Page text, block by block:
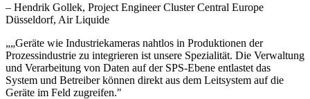
– Hendrik Gollek, Project Engineer Cluster Central Europe
Düsseldorf, Air Liquide
„„Geräte wie Industriekameras nahtlos in Produktionen der
Prozessindustrie zu integrieren ist unsere Spezialität. Die Verwaltung
und Verarbeitung von Daten auf der SPS-Ebene entlastet das
System und Betreiber können direkt aus dem Leitsystem auf die
Geräte im Feld zugreifen."